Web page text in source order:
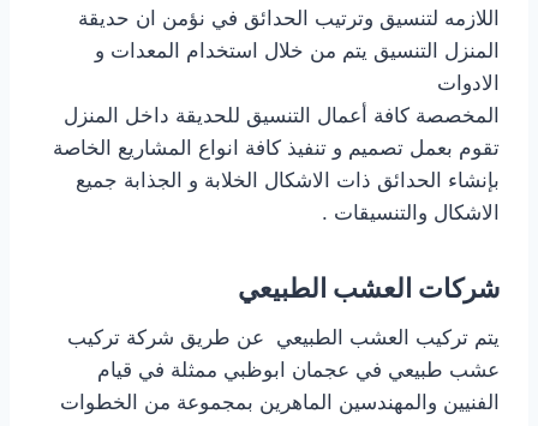
اللازمه لتنسيق وترتيب الحدائق في نؤمن ان حديقة
المنزل التنسيق يتم من خلال استخدام المعدات و
الادوات
المخصصة كافة أعمال التنسيق للحديقة داخل المنزل
تقوم بعمل تصميم و تنفيذ كافة انواع المشاريع الخاصة
بإنشاء الحدائق ذات الاشكال الخلابة و الجذابة جميع
الاشكال والتنسيقات .
شركات العشب الطبيعي
يتم تركيب العشب الطبيعي عن طريق شركة تركيب
عشب طبيعي في عجمان ابوظبي ممثلة في قيام
الفنيين والمهندسين الماهرين بمجموعة من الخطوات